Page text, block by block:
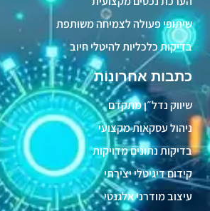
כתבות אחרונות
שיווק נדל״ן מתקדם
ניהול עסקאות מקצועי
בדיקות נתונים מדויקות
קידום דיגיטלי יצירתי
עיצוב מודרני אלגנטי
שיתופי פעולה לצמיחה משותפת
בדיקות כלכליות להיטלי חיוב